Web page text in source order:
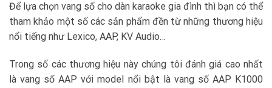
Để lựa chọn vang số cho dàn karaoke gia đình thì bạn có thể
tham khảo một số các sản phẩm đền từ những thương hiệu
nổi tiếng như Lexico, AAP, KV Audio…
Trong số các thương hiệu này chúng tôi đánh giá cao nhất
là vang số AAP với model nổi bật là vang số AAP K1000